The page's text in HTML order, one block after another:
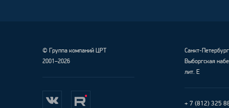
© Группа компаний ЦРТ
2001–2026
Санкт-Петербург
Выборгская
лит. Е
+ 7 (812) 325